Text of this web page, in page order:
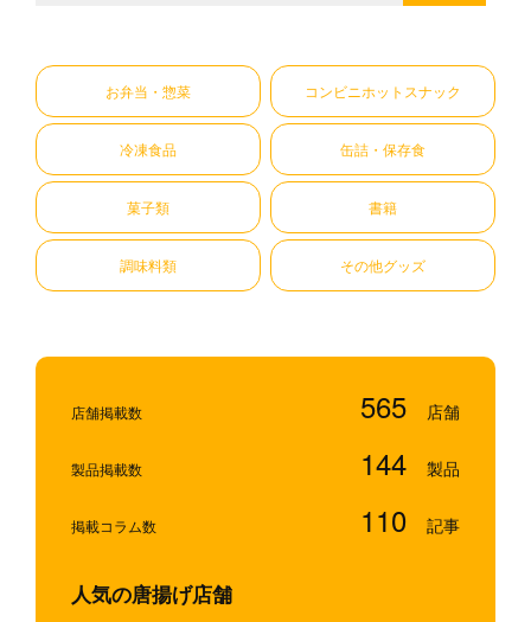
お弁当・惣菜 コンビニホットスナック
冷凍食品 缶詰・保存食
菓子類 書籍
調味料類 その他グッズ
店舗掲載数 565
製品掲載数 144
掲載コラム数 110
人気の唐揚げ店舗